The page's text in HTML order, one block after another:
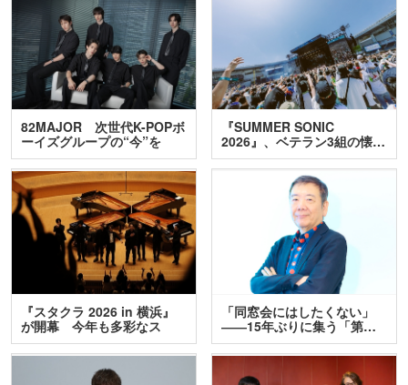
82MAJOR 次世代K-POPボ
ーイズグループの“今”を
訊…
『SUMMER SONIC
2026』、ベテラン3組の懐…
『スタクラ 2026 in 横浜』
が開幕 今年も多彩なス
テ…
「同窓会にはしたくない」
――15年ぶりに集う「第…